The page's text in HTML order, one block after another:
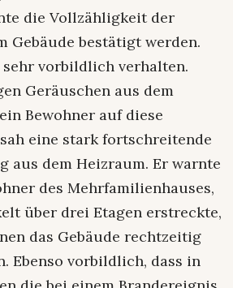
die Vollzähligkeit der
Gebäude bestätigt werden.
vorbildlich verhalten.
Geräuschen aus dem
Bewohner auf diese
eine stark fortschreitende
aus dem Heizraum. Er warnte
des Mehrfamilienhauses,
über drei Etagen erstreckte,
das Gebäude rechtzeitig
Ebenso vorbildlich, dass in